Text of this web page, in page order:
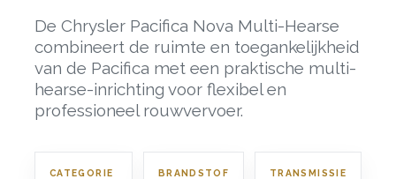
De Chrysler Pacifica Nova Multi-Hearse
combineert de ruimte en toegankelijkheid
van de Pacifica met een praktische multi-
hearse-inrichting voor flexibel en
professioneel rouwvervoer.
CATEGORIE BRANDSTOF TRANSMISSIE